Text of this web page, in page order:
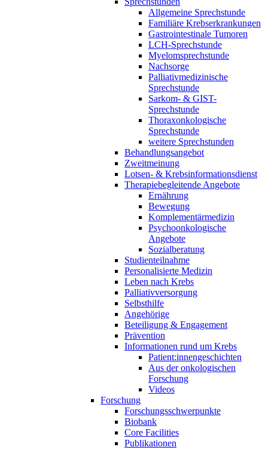
Allgemeine Sprechstunde
Familiäre Krebserkrankungen
Gastrointestinale Tumoren
LCH-Sprechstunde
Myelomsprechstunde
Nachsorge
Palliativmedizinische
Sprechstunde
Sarkom- & GIST-
Sprechstunde
Thoraxonkologische
Sprechstunde
weitere Sprechstunden
Behandlungsangebot
Zweitmeinung
Lotsen- & Krebsinformationsdienst
Therapiebegleitende Angebote
Ernährung
Bewegung
Komplementärmedizin
Psychoonkologische
Angebote
Sozialberatung
Studienteilnahme
Personalisierte Medizin
Leben nach Krebs
Palliativversorgung
Selbsthilfe
Angehörige
Beteiligung & Engagement
Prävention
Informationen rund um Krebs
Patient:innengeschichten
Aus der onkologischen
Forschung
Videos
Forschung
Forschungsschwerpunkte
Biobank
Core Facilities
Publikationen